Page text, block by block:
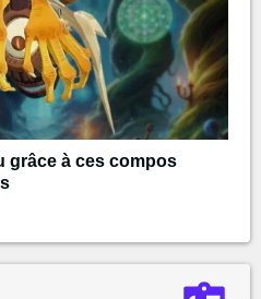
grâce à ces compos